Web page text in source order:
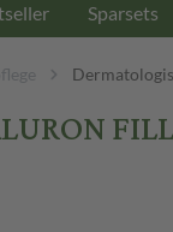
Sparsets